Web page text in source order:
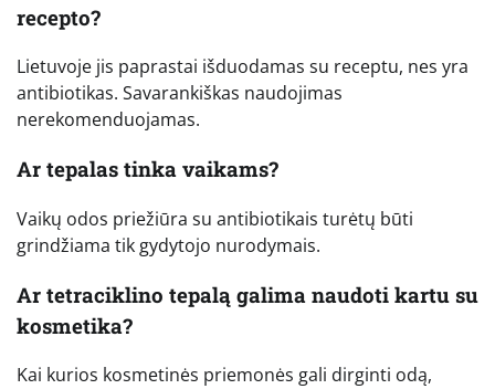
recepto?
Lietuvoje jis paprastai išduodamas su receptu, nes yra
antibiotikas. Savarankiškas naudojimas
nerekomenduojamas.
Ar tepalas tinka vaikams?
Vaikų odos priežiūra su antibiotikais turėtų būti
grindžiama tik gydytojo nurodymais.
Ar tetraciklino tepalą galima naudoti kartu su
kosmetika?
Kai kurios kosmetinės priemonės gali dirginti odą,